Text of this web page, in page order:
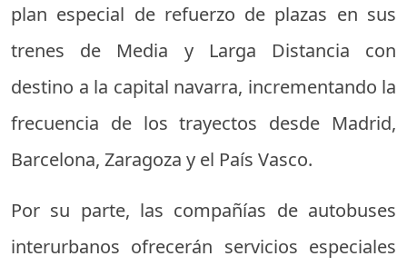
plan especial de refuerzo de plazas en sus
trenes de Media y Larga Distancia con
destino a la capital navarra, incrementando la
frecuencia de los trayectos desde Madrid,
Barcelona, Zaragoza y el País Vasco.
Por su parte, las compañías de autobuses
interurbanos ofrecerán servicios especiales